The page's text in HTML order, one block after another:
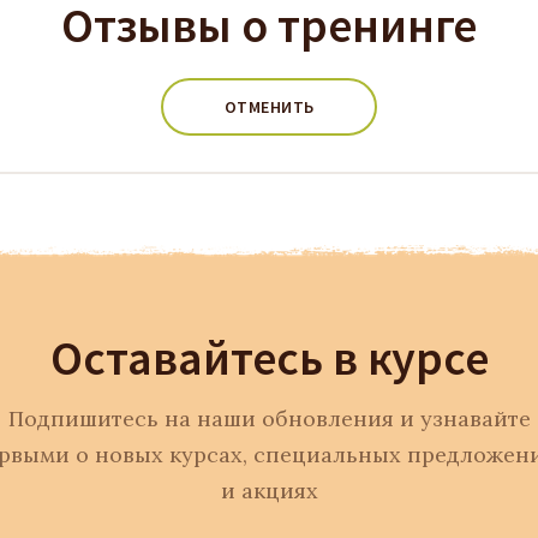
Отзывы о тренинге
ОТМЕНИТЬ
Оставайтесь в курсе
Подпишитесь на наши обновления и узнавайте
о новых курсах, специальных
и акциях